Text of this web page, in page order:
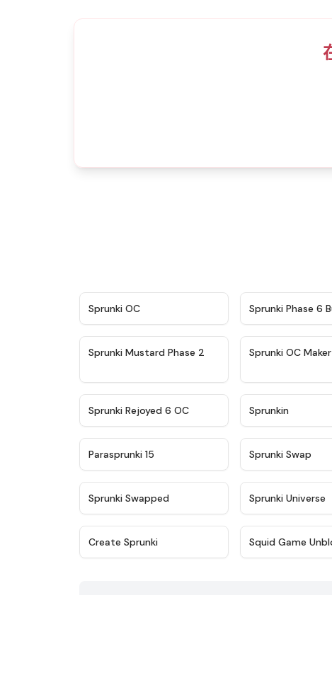
Sprunki OC Sprunki Phase 6
★ 4.4
Sprunki Mustard Phase 2 Sprunki OC Maker
★
Sprunki Rejoyed 6 OC Sprunkin
Parasprunki 15 Sprunki Swap
Sprunki Swapped Sprunki Universe
Create Sprunki​ Squid Game